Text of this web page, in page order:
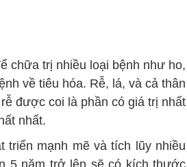
chữa trị nhiều loại bệnh như ho,
về tiêu hóa. Rễ, lá, và cả thân
được coi là phần có giá trị nhất
nhất.
triển mạnh mẽ và tích lũy nhiều
5 năm trở lên sẽ có kích thước